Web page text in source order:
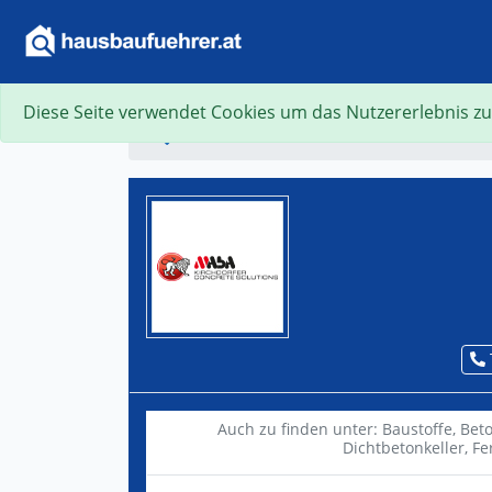
Auch zu finden unter: Baustoffe,
Dichtbetonkeller,
Diese Seite verwendet Cookies um das Nutzererlebnis